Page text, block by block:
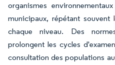
organismes
municipaux, répétant
chaque niveau. Des
prolongent les cycles
consultation des populations